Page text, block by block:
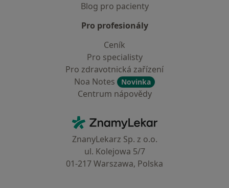
Blog pro pacienty
Pro profesionály
Ceník
Pro specialisty
Pro zdravotnická zařízení
Noa Notes
Novinka
Centrum nápovědy
ZnamyLekar - Hlavní stránka
ZnanyLekarz Sp. z o.o.
ul. Kolejowa 5/7
01-217 Warszawa, Polska